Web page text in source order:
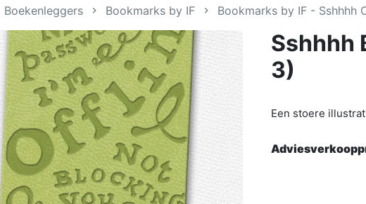
Boekenleggers Bookmarks by IF Bookmarks by IF - Sshhhh
Sshhhh
3)
Een stoere